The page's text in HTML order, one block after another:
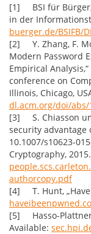
[1] BSI für Bürger,
in der
buerger.de/BSIFB/
[2] Y. Zhang, F.
Modern Password
Empirical
conference on
Illinois, Chicago,
dl.acm.org/doi/abs/
[3] S. Chiasson
security advantage
10.1007/s10623-
Cryptography,
authorcopy.pdf
[4] T. Hunt, „Have
[5] Hasso-
Available: